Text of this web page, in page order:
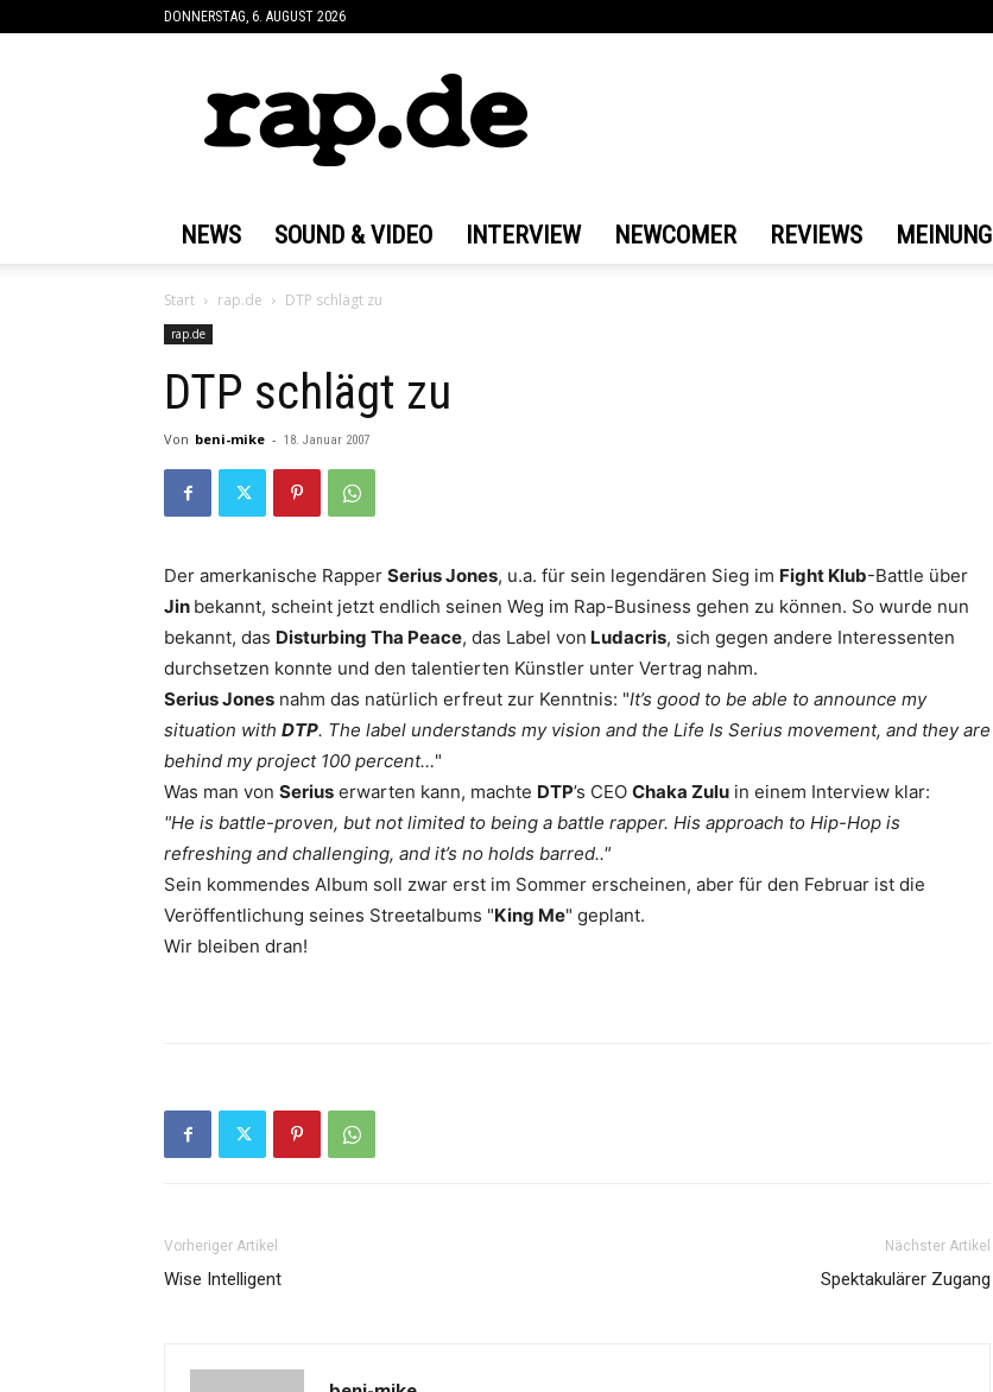
DONNERSTAG, 6. AUGUST 2026
NEWS SOUND & VIDEO INTERVIEW NEWCOMER REVIEWS MEINUNG
Start rap.de DTP schlägt zu
rap.de
DTP schlägt zu
Von beni-mike - 18. Januar 2007
Der amerkanische Rapper Serius Jones, u.a. für sein legendären Sieg im Fight Klub-Battle über
Jin bekannt, scheint jetzt endlich seinen Weg im Rap-Business gehen zu können. So wurde nun
bekannt, das Disturbing Tha Peace, das Label von Ludacris, sich gegen andere Interessenten
durchsetzen konnte und den talentierten Künstler unter Vertrag nahm.
Serius Jones nahm das natürlich erfreut zur Kenntnis: "It’s good to be able to announce my
situation with DTP. The label understands my vision and the Life Is Serius movement, and they are
behind my project 100 percent…"
Was man von Serius erwarten kann, machte DTP’s CEO Chaka Zulu in einem Interview klar:
"He is battle-proven, but not limited to being a battle rapper. His approach to Hip-Hop is
refreshing and challenging, and it’s no holds barred.."
Sein kommendes Album soll zwar erst im Sommer erscheinen, aber für den Februar ist die
Veröffentlichung seines Streetalbums "King Me" geplant.
Wir bleiben dran!
Vorheriger Artikel
Wise Intelligent
Nächster Artikel
Spektakulärer Zugang